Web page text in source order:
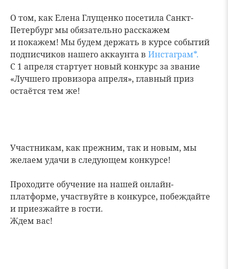
О том, как Елена Глущенко посетила Санкт-
Петербург мы обязательно расскажем
и покажем! Мы будем держать в курсе событий
подписчиков нашего аккаунта в Инстаграм*.
С 1 апреля стартует новый конкурс за звание
«Лучшего провизора апреля», главный приз
остаётся тем же!
Участникам, как прежним, так и новым, мы
желаем удачи в следующем конкурсе!
Проходите обучение на нашей онлайн-
платформе, участвуйте в конкурсе, побеждайте
и приезжайте в гости.
Ждем вас!